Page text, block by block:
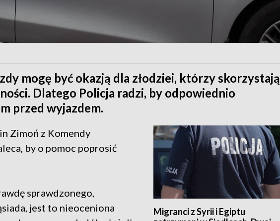
mogę być okazją dla złodziei, którzy skorzystają
Dlatego Policja radzi, by odpowiednio
przed wyjazdem.
Migranci z Syrii i Egiptu
Zimoń z Komendy
by o pomoc poprosić
sprawdzonego,
jest to nieoceniona